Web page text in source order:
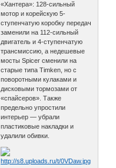
«Хантера»: 128-сильный
мотор и корейскую 5-
ступенчатую коробку передач
заменили на 112-сильный
двигатель и 4-ступенчатую
трансмиссию, а недешевые
мосты Spicer сменили на
старые типа Timken, но с
поворотными кулаками и
дисковыми тормозами от
«спайсеров». Также
предельно упростили
интерьер — убрали
пластиковые накладки и
удалили обивки.